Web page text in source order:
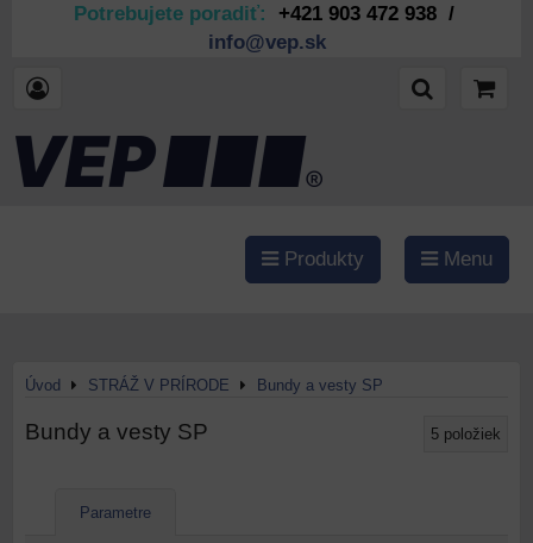
Potrebujete poradiť: +421 903 472 938 /
info@vep.sk
Produkty Menu
Úvod STRÁŽ V PRÍRODE Bundy a vesty SP
Bundy a vesty SP 5 položiek
Parametre